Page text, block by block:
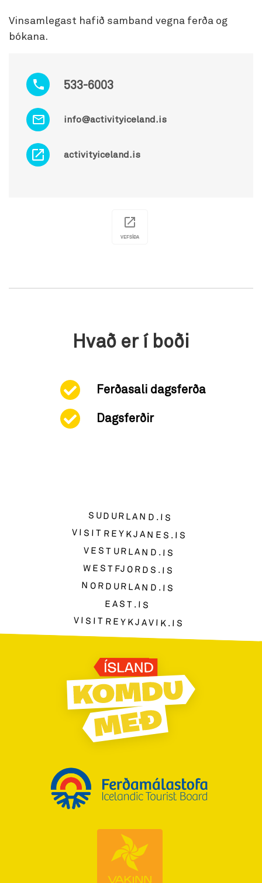
533-6003
info@activityiceland.is
activityiceland.is
Vinsamlegast hafið samband vegna ferða og
bókana.
VEFSÍÐA
Hvað er í boði
Ferðasali dagsferða
Dagsferðir
SUDURLAND.IS
VISITREYKJANES.IS
VESTURLAND.IS
WESTFJORDS.IS
NORDURLAND.IS
EAST.IS
VISITREYKJAVIK.IS